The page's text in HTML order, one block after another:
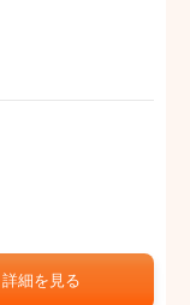
詳細を見る